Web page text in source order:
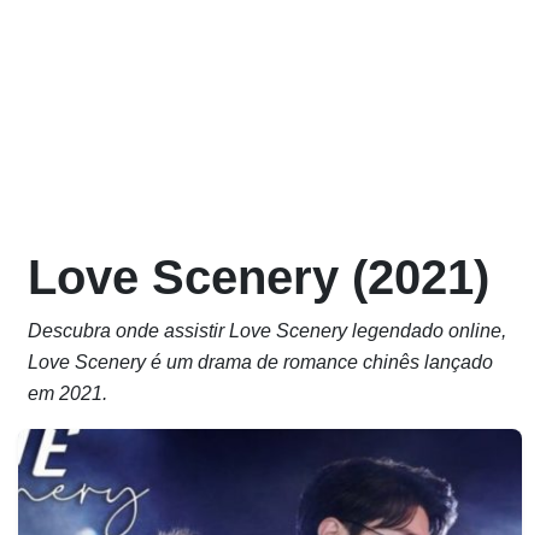
Love Scenery (2021)
Descubra onde assistir Love Scenery legendado online,
Love Scenery é um drama de romance chinês lançado
em 2021.